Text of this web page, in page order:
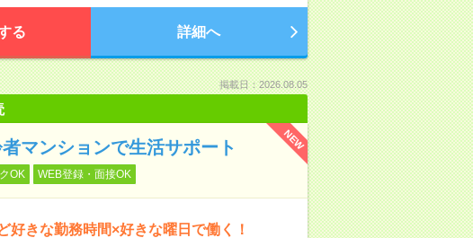
る 詳細へ
掲載日：2026.08.05
NEW
マンションで生活サポート
OK WEB登録・面接OK
好きな勤務時間×好きな曜日で働く！